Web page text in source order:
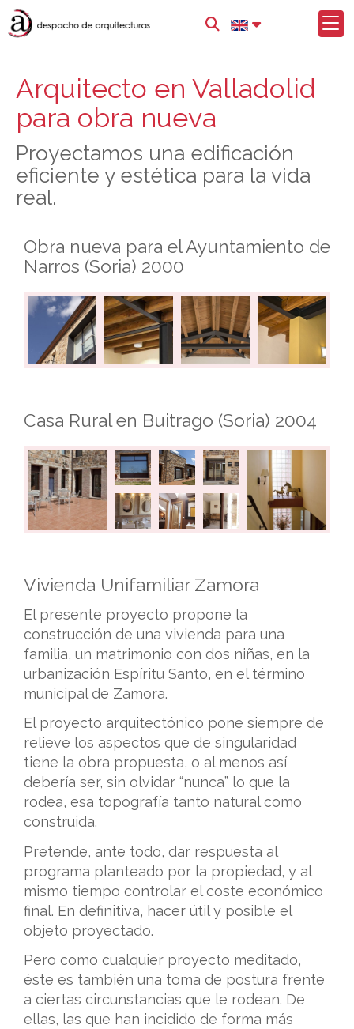
Arquitecto en Valladolid
para obra nueva
Proyectamos una edificación
eficiente y estética para la vida
real.
Obra nueva para el Ayuntamiento de
Narros (Soria) 2000
Casa Rural en Buitrago (Soria) 2004
Vivienda Unifamiliar Zamora
El presente proyecto propone la
construcción de una vivienda para una
familia, un matrimonio con dos niñas, en la
urbanización Espíritu Santo, en el término
municipal de Zamora.
El proyecto arquitectónico pone siempre de
relieve los aspectos que de singularidad
tiene la obra propuesta, o al menos así
debería ser, sin olvidar “nunca” lo que la
rodea, esa topografía tanto natural como
construida.
Pretende, ante todo, dar respuesta al
programa planteado por la propiedad, y al
mismo tiempo controlar el coste económico
final. En definitiva, hacer útil y posible el
objeto proyectado.
Pero como cualquier proyecto meditado,
éste es también una toma de postura frente
a ciertas circunstancias que le rodean. De
ellas, las que han incidido de forma más